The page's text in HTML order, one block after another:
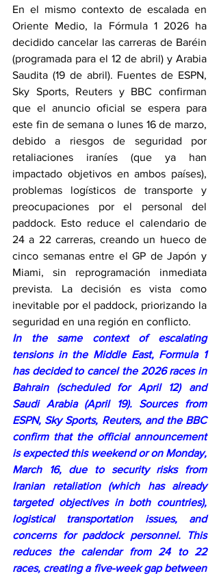
En el mismo contexto de escalada en
Oriente Medio, la Fórmula 1 2026 ha
decidido cancelar las carreras de Baréin
(programada para el 12 de abril) y Arabia
Saudita (19 de abril). Fuentes de ESPN,
Sky Sports, Reuters y BBC confirman
que el anuncio oficial se espera para
este fin de semana o lunes 16 de marzo,
debido a riesgos de seguridad por
retaliaciones iraníes (que ya han
impactado objetivos en ambos países),
problemas logísticos de transporte y
preocupaciones por el personal del
paddock. Esto reduce el calendario de
24 a 22 carreras, creando un hueco de
cinco semanas entre el GP de Japón y
Miami, sin reprogramación inmediata
prevista. La decisión es vista como
inevitable por el paddock, priorizando la
seguridad en una región en conflicto.
In the same context of escalating
tensions in the Middle East, Formula 1
has decided to cancel the 2026 races in
Bahrain (scheduled for April 12) and
Saudi Arabia (April 19). Sources from
ESPN, Sky Sports, Reuters, and the BBC
confirm that the official announcement
is expected this weekend or on Monday,
March 16, due to security risks from
Iranian retaliation (which has already
targeted objectives in both countries),
logistical transportation issues, and
concerns for paddock personnel. This
reduces the calendar from 24 to 22
races, creating a five-week gap between